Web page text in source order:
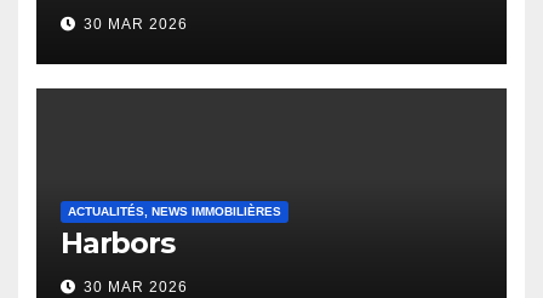
30 MAR 2026
ACTUALITÉS, NEWS IMMOBILIÈRES
Harbors
30 MAR 2026